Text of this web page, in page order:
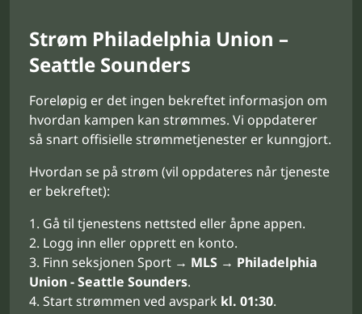
Strøm Philadelphia Union –
Seattle Sounders
Foreløpig er det ingen bekreftet informasjon om
hvordan kampen kan strømmes. Vi oppdaterer
så snart offisielle strømmetjenester er kunngjort.
Hvordan se på strøm (vil oppdateres når tjeneste
er bekreftet):
Gå til tjenestens nettsted eller åpne appen.
Logg inn eller opprett en konto.
Finn seksjonen Sport → MLS → Philadelphia
Union - Seattle Sounders.
Start strømmen ved avspark kl. 01:30.